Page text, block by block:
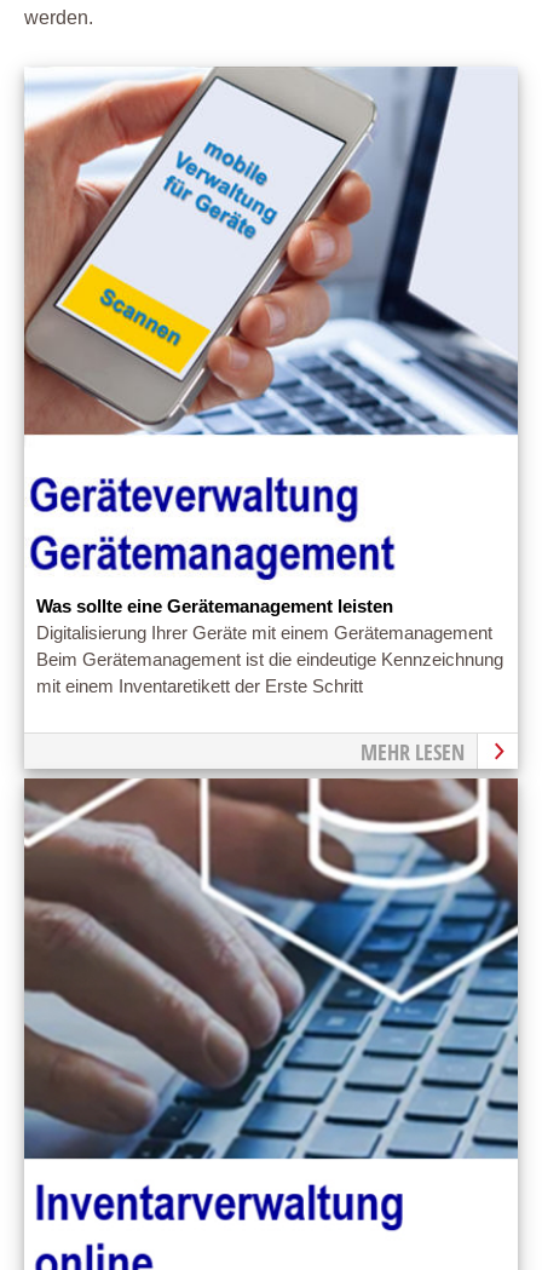
werden.
Was sollte eine Gerätemanagement leisten
Digitalisierung Ihrer Geräte mit einem Gerätemanagement
Beim Gerätemanagement ist die eindeutige Kennzeichnung
mit einem Inventaretikett der Erste Schritt
MEHR LESEN